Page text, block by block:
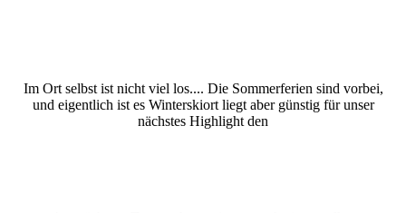
Im Ort selbst ist nicht viel los.... Die Sommerferien sind vorbei,
und eigentlich ist es Winterskiort liegt aber günstig für unser
nächstes Highlight den